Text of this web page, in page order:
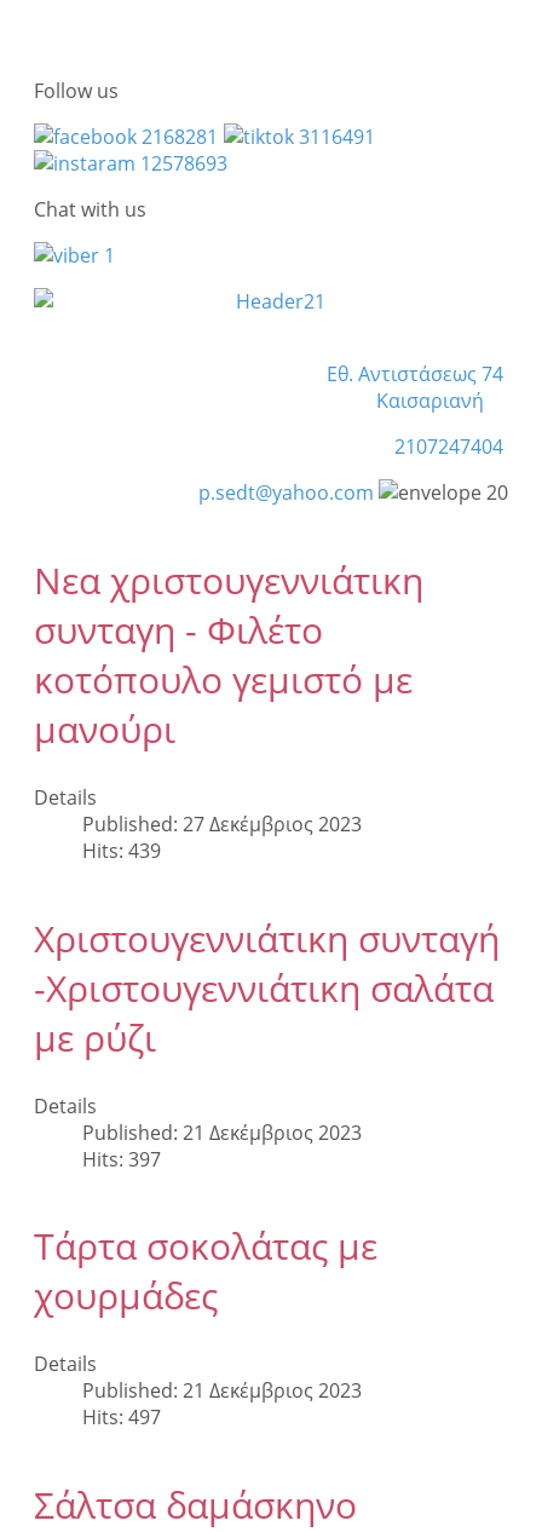
Follow us
Chat with us
Εθ. Αντιστάσεως 74
Καισαριανή
2107247404
p.sedt@yahoo.com
Νεα χριστουγεννιάτικη
συνταγη - Φιλέτο
κοτόπουλο γεμιστό με
μανούρι
Details
Published: 27 Δεκέμβριος 2023
Hits: 439
Χριστουγεννιάτικη συνταγή
-Χριστουγεννιάτικη σαλάτα
με ρύζι
Details
Published: 21 Δεκέμβριος 2023
Hits: 397
Τάρτα σοκολάτας με
χουρμάδες
Details
Published: 21 Δεκέμβριος 2023
Hits: 497
Σάλτσα δαμάσκηνο